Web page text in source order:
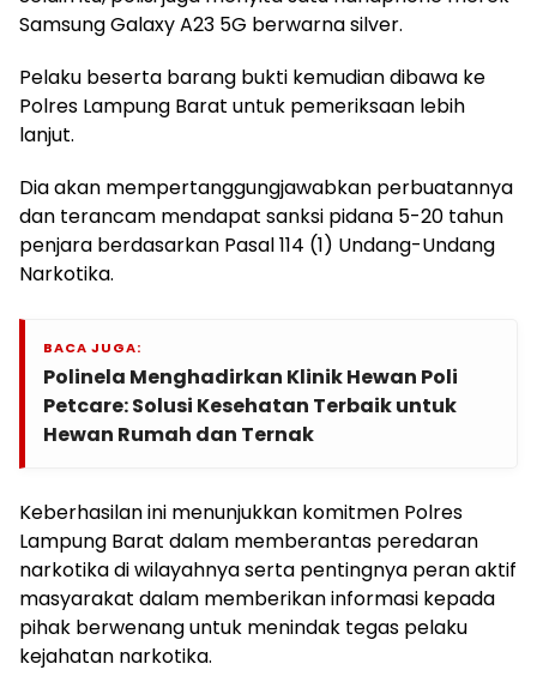
Samsung Galaxy A23 5G berwarna silver.
Pelaku beserta barang bukti kemudian dibawa ke
Polres Lampung Barat untuk pemeriksaan lebih
lanjut.
Dia akan mempertanggungjawabkan perbuatannya
dan terancam mendapat sanksi pidana 5-20 tahun
penjara berdasarkan Pasal 114 (1) Undang-Undang
Narkotika.
BACA JUGA:
Polinela Menghadirkan Klinik Hewan Poli
Petcare: Solusi Kesehatan Terbaik untuk
Hewan Rumah dan Ternak
Keberhasilan ini menunjukkan komitmen Polres
Lampung Barat dalam memberantas peredaran
narkotika di wilayahnya serta pentingnya peran aktif
masyarakat dalam memberikan informasi kepada
pihak berwenang untuk menindak tegas pelaku
kejahatan narkotika.